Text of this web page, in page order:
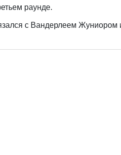
раунде.
с Вандерлеем Жуниором